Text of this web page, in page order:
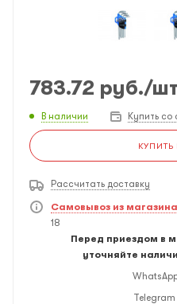
783.72 руб./
В наличии Купить со
КУПИТЬ
Рассчитать доставку
Самовывоз из магазина
18
Перед приездом в
уточняйте
Telegram